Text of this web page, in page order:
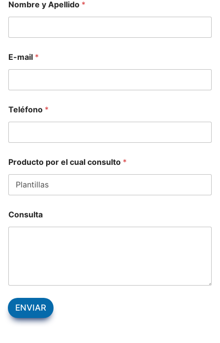
Nombre y Apellido *
E-mail *
Teléfono *
Producto por el cual consulto *
Consulta
ENVIAR